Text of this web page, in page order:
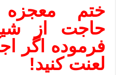
ختم
حاجت از
فرموده اگر
لعنت کنید!